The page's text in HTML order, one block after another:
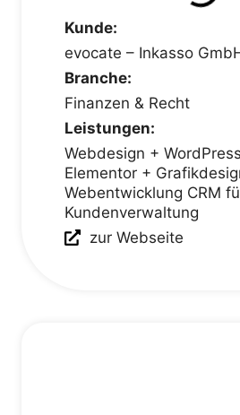
Kunde:
evocate – Inkasso
Branche:
Finanzen & Recht
Leistungen:
Webdesign +
Elementor +
Webentwicklung CRM
Kundenverwaltung
zur Webseite